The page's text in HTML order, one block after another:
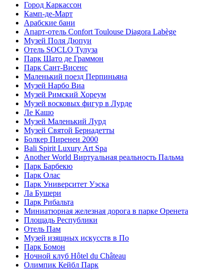
Город Каркассон
Камп-де-Март
Арабские бани
Апарт-отель Confort Toulouse Diagora Labège
Музей Поля Дюпуи
Отель SOCLO Тулуза
Парк Шато де Граммон
Парк Сант-Висенс
Маленький поезд Перпиньяна
Музей Нарбо Виа
Музей Римский Хореум
Музей восковых фигур в Лурде
Ле Кашо
Музей Маленький Лурд
Музей Святой Бернадетты
Болкер Пиренеи 2000
Bali Spirit Luxury Art Spa
Another World Виртуальная реальность Пальма
Парк Барбекю
Парк Олас
Парк Университет Уэска
Ла Бушери
Парк Рибальта
Миниатюрная железная дорога в парке Оренета
Площадь Республики
Отель Пам
Музей изящных искусств в По
Парк Бомон
Ночной клуб Hôtel du Château
Олимпик Кейбл Парк